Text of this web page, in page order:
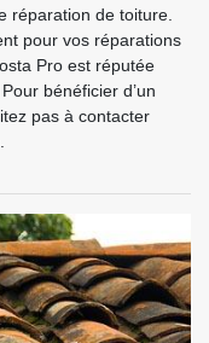
réparation de toiture.
pour vos réparations
Pro est réputée
bénéficier d’un
pas à contacter